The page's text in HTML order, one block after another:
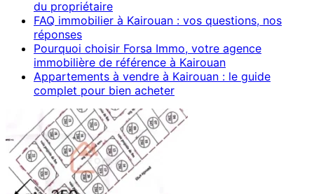
du propriétaire
FAQ immobilier à Kairouan : vos questions, nos
réponses
Pourquoi choisir Forsa Immo, votre agence
immobilière de référence à Kairouan
Appartements à vendre à Kairouan : le guide
complet pour bien acheter